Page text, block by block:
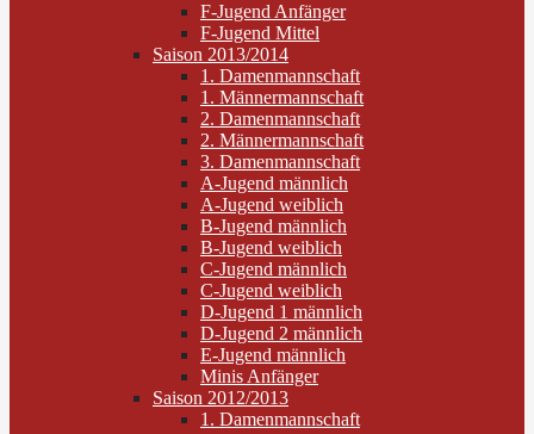
F-Jugend Anfänger
F-Jugend Mittel
Saison 2013/2014
1. Damenmannschaft
1. Männermannschaft
2. Damenmannschaft
2. Männermannschaft
3. Damenmannschaft
A-Jugend männlich
A-Jugend weiblich
B-Jugend männlich
B-Jugend weiblich
C-Jugend männlich
C-Jugend weiblich
D-Jugend 1 männlich
D-Jugend 2 männlich
E-Jugend männlich
Minis Anfänger
Saison 2012/2013
1. Damenmannschaft